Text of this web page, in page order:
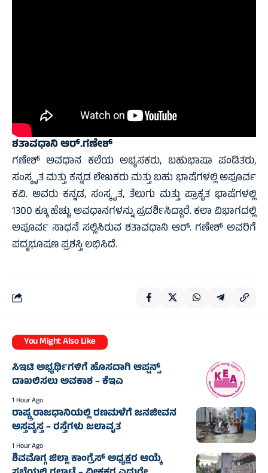
ಶತಾವಧಾನಿ ಆರ್.ಗಣೇಶ್‌
ಗಣೇಶ್ ಅವಧಾನ ಕಲೆಯ ಅಭ್ಯಸಕರು, ಬಹುಭಾಷಾ ಪಂಡಿತರು,
ಸಂಸ್ಕೃತ ಮತ್ತು ಕನ್ನಡ ಲೇಖಕರು ಮತ್ತು ಬಹು ಭಾಷೆಗಳಲ್ಲಿ ಅಪೂರ್ವ
ಕವಿ. ಅವರು ಕನ್ನಡ, ಸಂಸ್ಕೃತ, ತೆಲುಗು ಮತ್ತು ಪ್ರಾಕೃತ ಭಾಷೆಗಳಲ್ಲಿ
1300 ಕ್ಕೂ ಹೆಚ್ಚು ಅವಧಾನಗಳನ್ನು ಪ್ರದರ್ಶಿಸಿದ್ದಾರೆ. ಕಲಾ ವಿಭಾಗದಲ್ಲಿ
ಅಪೂರ್ವ ಸಾಧನೆ ಸಲ್ಲಿಸಿರುವ ಶತಾವಧಾನಿ ಆರ್. ಗಣೇಶ್ ಅವರಿಗೆ
ಪದ್ಮಭೂಷಣ ಪ್ರಶಸ್ತಿ ಲಭಿಸಿದೆ.
You Might Also Like
ಸಿಇಟಿ ಅಭ್ಯರ್ಥಿಗಳಿಗೆ ಹೊಸದಾಗಿ ಆಪ್ಷನ್ಸ್
ದಾಖಲಿಸಲು ಅವಕಾಶ – ಕೆಇಎ
1 Hour Ago
ರಾಷ್ಟ್ರ ರಾಜಧಾನಿಯಲ್ಲಿ ರಣಮಳೆಗೆ ಜನಜೀವನ
ಅಸ್ತವ್ಯಸ್ತ – ರಸ್ತೆಗಳು ಜಲಾವೃತ
1 Hour Ago
ಶಿವಮೊಗ್ಗ ಜಿಲ್ಲಾ ಕಾಂಗ್ರೆಸ್ ಅಧ್ಯಕ್ಷರ ಆಯ್ಕೆ